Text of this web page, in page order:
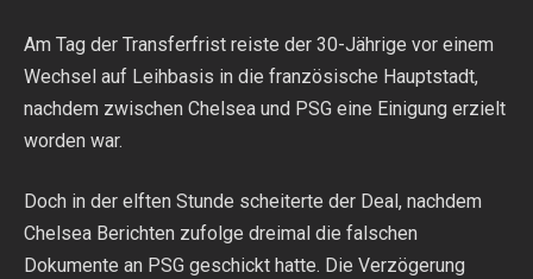
Am Tag der Transferfrist reiste der 30-Jährige vor einem
Wechsel auf Leihbasis in die französische Hauptstadt,
nachdem zwischen Chelsea und PSG eine Einigung erzielt
worden war.
Doch in der elften Stunde scheiterte der Deal, nachdem
Chelsea Berichten zufolge dreimal die falschen
Dokumente an PSG geschickt hatte. Die Verzögerung